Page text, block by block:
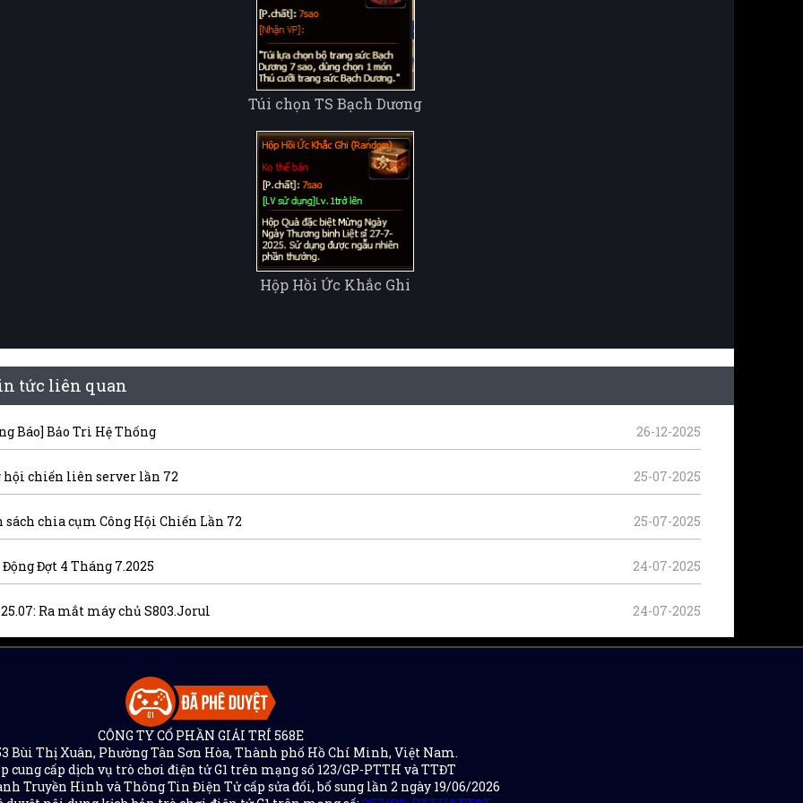
Túi chọn TS Bạch Dương
Hộp Hồi Ức Khắc Ghi
tức liên quan
Báo] Bảo Trì Hệ Thống 26-12-2025
hội chiến liên server lần 72 25-07-2025
sách chia cụm Công Hội Chiến Lần 72 25-07-2025
Đợt 4 Tháng 7.2025 24-07-2025
25.07: Ra mắt máy chủ S803.Jorul 24-07-2025
CÔNG TY CỔ PHẦN GIẢI TRÍ 568E
Bùi Thị Xuân, Phường Tân Sơn Hòa, Thành phố Hồ Chí Minh, Việt Nam.
cung cấp dịch vụ trò chơi điện tử G1 trên mạng số 123/GP-PTTH và TTĐT
Truyền Hình và Thông Tin Điện Tử cấp sửa đổi, bổ sung lần 2 ngày 19/06/2026